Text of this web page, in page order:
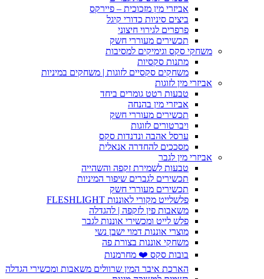
אביזרי מין מזכוכית – פיירקס
ביצים סיניות כדורי קיגל
פרפרים לגירוי חיצוני
תכשירים מעוררי חשק
משחקי סקס וגימיקים למסיבות
מתנות סקסיות
משחקים סקסיים לזוגות | משחקים במיניות
אביזרי מין לזוגות
טבעות רטט גומרים ביחד
אביזרי מין בהנחה
תכשירים מעוררי חשק
ויברטורים לזוגות
ערסל אהבה ונדנדות סקס
מסככים להחדרה אנאלית
אביזרי מין לגבר
טבעות לשמירת זקפה והשהייה
תכשירים לגברים שיפור המיניות
תכשירים מעוררי חשק
פלשלייט מקורי לאוננות FLESHLIGHT
משאבות פין לזקפה | להגדלה
פלש לייט ומכשירי אוננות לגבר
מוצרי אוננות דמוי ישבן נשי
משחקי אוננות בצורת פה
בובות סקס ❤️ מחרמנות
הארכת איבר המין שרוולים משאבות ומכשירי הגדלה